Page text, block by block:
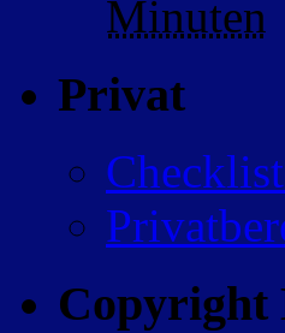
Minuten
Privat
Copyright